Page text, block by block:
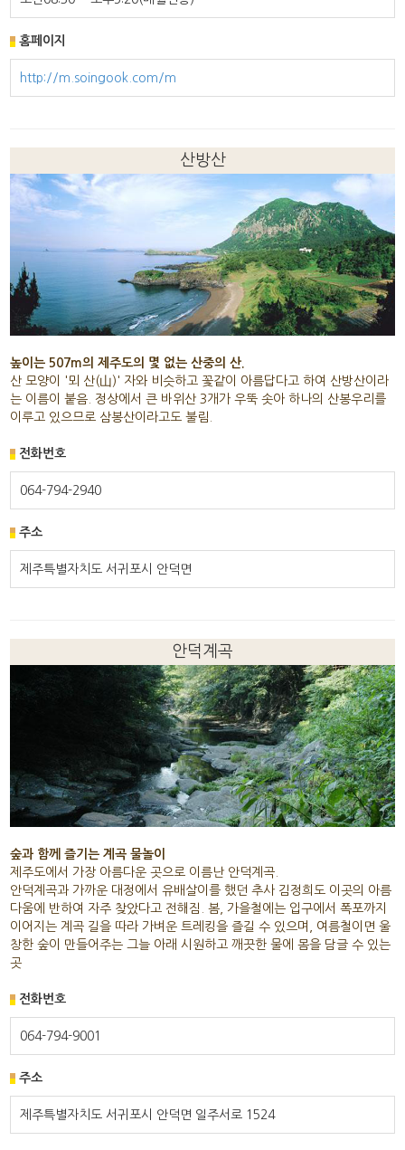
홈페이지
http://m.soingook.com/m
산방산
높이는 507m의 제주도의 몇 없는 산중의 산.
산 모양이 '뫼 산(山)' 자와 비슷하고 꽃같이 아름답다고 하여 산방산이라
는 이름이 붙음. 정상에서 큰 바위산 3개가 우뚝 솟아 하나의 산봉우리를
이루고 있으므로 삼봉산이라고도 불림.
전화번호
064-794-2940
주소
제주특별자치도 서귀포시 안덕면
안덕계곡
숲과 함께 즐기는 계곡 물놀이
제주도에서 가장 아름다운 곳으로 이름난 안덕계곡.
안덕계곡과 가까운 대정에서 유배살이를 했던 추사 김정희도 이곳의 아름
다움에 반하여 자주 찾았다고 전해짐. 봄, 가을철에는 입구에서 폭포까지
이어지는 계곡 길을 따라 가벼운 트레킹을 즐길 수 있으며, 여름철이면 울
창한 숲이 만들어주는 그늘 아래 시원하고 깨끗한 물에 몸을 담글 수 있는
곳
전화번호
064-794-9001
주소
제주특별자치도 서귀포시 안덕면 일주서로 1524